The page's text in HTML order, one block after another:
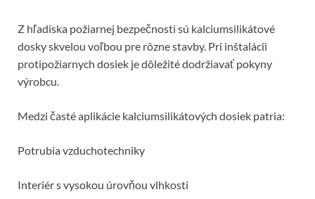
Z hľadiska požiarnej bezpečnosti sú kalciumsilikátové
dosky skvelou voľbou pre rôzne stavby. Pri inštalácii
protipožiarnych dosiek je dôležité dodržiavať pokyny
výrobcu.
Medzi časté aplikácie kalciumsilikátových dosiek patria:
Potrubia vzduchotechniky
Interiér s vysokou úrovňou vlhkosti